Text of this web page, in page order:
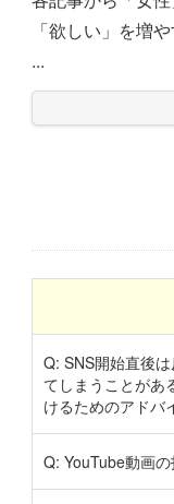
「欲しい」を増
...
Q: SNS開始直後
てしまうことがあ
けるためのアドバ
Q: YouTube動画